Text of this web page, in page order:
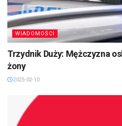
WIADOMOŚCI
Trzydnik Duży: Mężczyzna
żony
2025-02-10